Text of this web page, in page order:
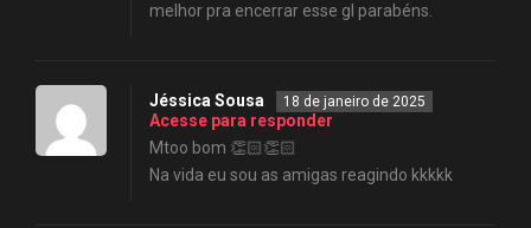
melhor pra encerrar esse gl parabéns.
Jéssica Sousa 18 de janeiro de 2025
Acesse para responder
Mtoo bom 👏🏻👏🏻
Na vida eu sou as amigas reagindo kkkkk